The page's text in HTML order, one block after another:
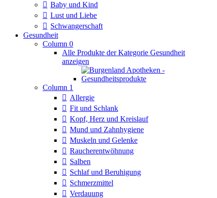
Baby und Kind
Lust und Liebe
Schwangerschaft
Gesundheit
Column 0
Alle Produkte der Kategorie Gesundheit
anzeigen
Column 1
Allergie
Fit und Schlank
Kopf, Herz und Kreislauf
Mund und Zahnhygiene
Muskeln und Gelenke
Raucherentwöhnung
Salben
Schlaf und Beruhigung
Schmerzmittel
Verdauung